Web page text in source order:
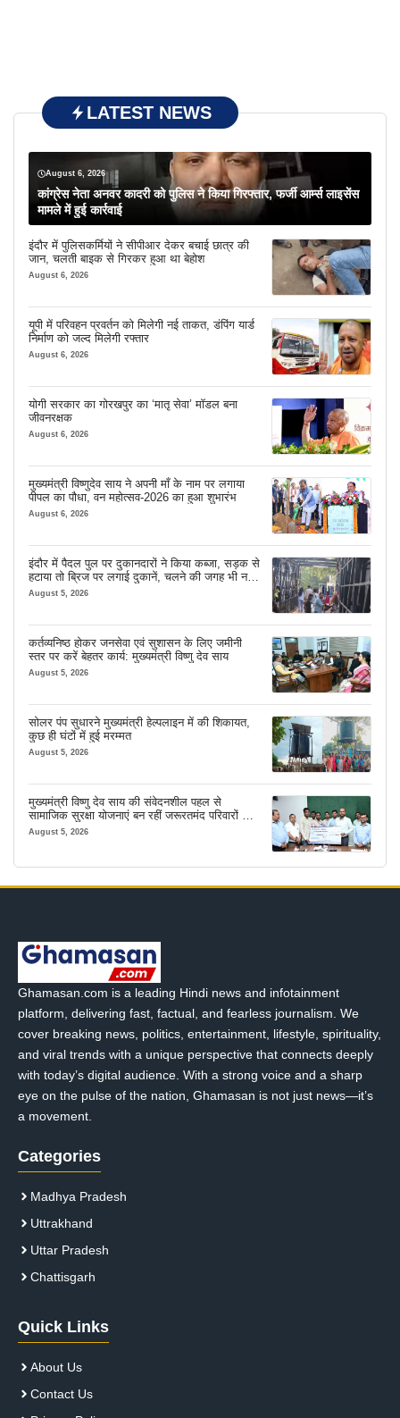
LATEST NEWS
August 6, 2026
कांग्रेस नेता अनवर कादरी को पुलिस ने किया गिरफ्तार, फर्जी आर्म्स लाइसेंस
मामले में हुई कार्रवाई
इंदौर में पुलिसकर्मियों ने सीपीआर देकर बचाई छात्र की
जान, चलती बाइक से गिरकर हुआ था बेहोश
August 6, 2026
यूपी में परिवहन प्रवर्तन को मिलेगी नई ताकत, डंपिंग यार्ड
निर्माण को जल्द मिलेगी रफ्तार
August 6, 2026
योगी सरकार का गोरखपुर का ‘मातृ सेवा’ मॉडल बना
जीवनरक्षक
August 6, 2026
मुख्यमंत्री विष्णुदेव साय ने अपनी माँ के नाम पर लगाया
पीपल का पौधा, वन महोत्सव-2026 का हुआ शुभारंभ
August 6, 2026
इंदौर में पैदल पुल पर दुकानदारों ने किया कब्जा, सड़क से
हटाया तो ब्रिज पर लगाई दुकानें, चलने की जगह भी नहीं
मिल रही
August 5, 2026
कर्तव्यनिष्ठ होकर जनसेवा एवं सुशासन के लिए जमीनी
स्तर पर करें बेहतर कार्य: मुख्यमंत्री विष्णु देव साय
August 5, 2026
सोलर पंप सुधारने मुख्यमंत्री हेल्पलाइन में की शिकायत,
कुछ ही घंटों में हुई मरम्मत
August 5, 2026
मुख्यमंत्री विष्णु देव साय की संवेदनशील पहल से
सामाजिक सुरक्षा योजनाएं बन रहीं जरूरतमंद परिवारों का
मजबूत सहारा
August 5, 2026
Ghamasan.com is a leading Hindi news and infotainment
platform, delivering fast, factual, and fearless journalism. We
cover breaking news, politics, entertainment, lifestyle, spirituality,
and viral trends with a unique perspective that connects deeply
with today’s digital audience. With a strong voice and a sharp
eye on the pulse of the nation, Ghamasan is not just news—it’s
a movement.
Categories
Madhya Pradesh
Uttrakhand
Uttar Pradesh
Chattisgarh
Quick Links
About Us
Contact Us